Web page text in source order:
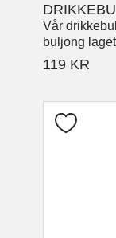
Vår
buljong
119 KR